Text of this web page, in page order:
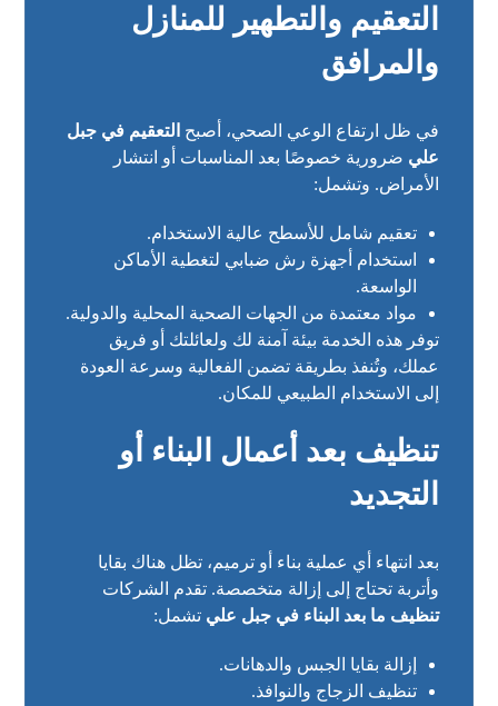
التعقيم والتطهير للمنازل
والمرافق
في ظل ارتفاع الوعي الصحي، أصبح التعقيم في جبل
علي ضرورية خصوصًا بعد المناسبات أو انتشار
الأمراض. وتشمل:
تعقيم شامل للأسطح عالية الاستخدام.
استخدام أجهزة رش ضبابي لتغطية الأماكن
الواسعة.
مواد معتمدة من الجهات الصحية المحلية والدولية.
توفر هذه الخدمة بيئة آمنة لك ولعائلتك أو فريق
عملك، وتُنفذ بطريقة تضمن الفعالية وسرعة العودة
إلى الاستخدام الطبيعي للمكان.
تنظيف بعد أعمال البناء أو
التجديد
بعد انتهاء أي عملية بناء أو ترميم، تظل هناك بقايا
وأتربة تحتاج إلى إزالة متخصصة. تقدم الشركات
تنظيف ما بعد البناء في جبل علي تشمل:
إزالة بقايا الجبس والدهانات.
تنظيف الزجاج والنوافذ.